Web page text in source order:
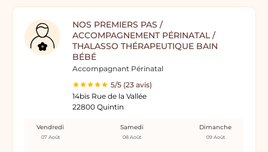
NOS PREMIERS PAS /
ACCOMPAGNEMENT PÉRINATAL /
THALASSO THÉRAPEUTIQUE BAIN
BÉBÉ
Accompagnant Périnatal
5/5 (23 avis)
14bis Rue de la Vallée
22800 Quintin
Vendredi
07 Août
Samedi
08 Août
Dimanche
09 Août